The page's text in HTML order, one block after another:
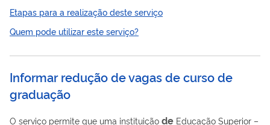
desportivo e colecionador.
Etapas para a realização deste serviço
Quem pode utilizar este serviço?
Informar redução de vagas de curso de
graduação
O serviço permite que uma instituição de Educação Superior –